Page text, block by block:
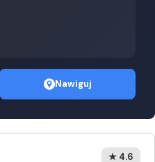
Nawiguj
★ 4.6